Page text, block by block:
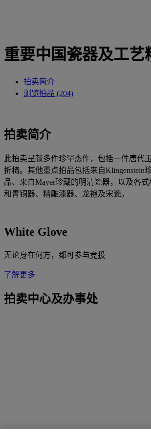
重要中国瓷器及工艺
拍卖简介
浏览拍品 (204)
拍卖简介
此拍卖呈献多件珍罕杰作，包括一件唐代
折椅。其他重点拍品包括来自Klingenstein
品、来自Mayer珍藏的明清瓷器，以及各
和青铜器、精雕漆器、龙袍及宋瓷。
White Glove
无论身在何方，都可参与竞投
了解更多
拍卖中心及办事处